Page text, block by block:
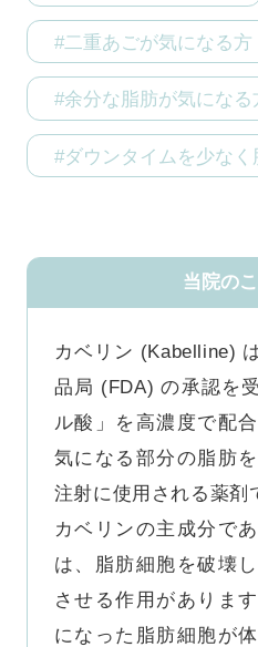
#二重あごが気になる方
#余分な脂肪が気になる
#ダウンタイムを少な
当院の
カベリン (Kabelline)
品局 (FDA) の承認を
ル酸」を高濃度で配
気になる部分の脂肪
注射に使用される薬剤
カベリンの主成分で
は、脂肪細胞を破壊
させる作用がありま
になった脂肪細胞が